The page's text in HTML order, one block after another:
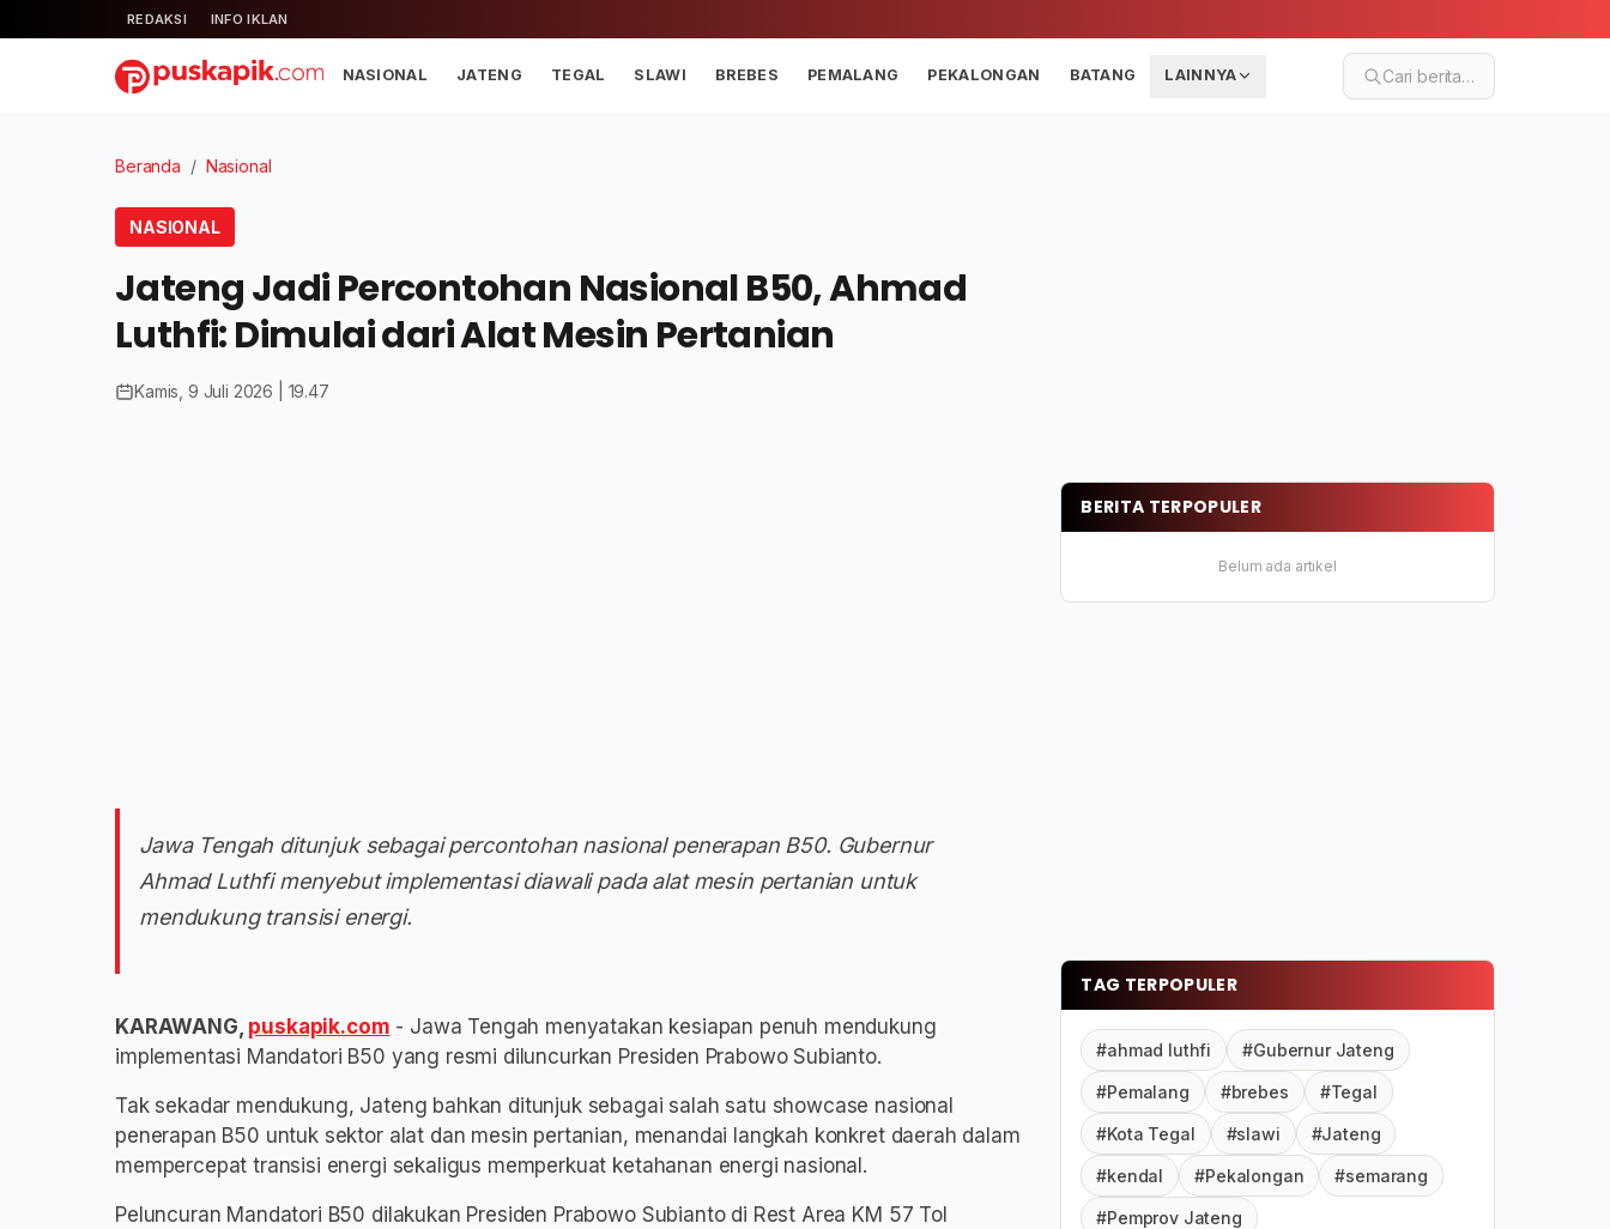
REDAKSI INFO IKLAN
NASIONAL JATENG TEGAL SLAWI BREBES PEMALANG PEKALONGAN BATANG LAINNYA Cari berita…
Beranda / Nasional
NASIONAL
Jateng Jadi Percontohan Nasional B50, Ahmad
Luthfi: Dimulai dari Alat Mesin Pertanian
Kamis, 9 Juli 2026 | 19.47
Jawa Tengah ditunjuk sebagai percontohan nasional penerapan B50. Gubernur
Ahmad Luthfi menyebut implementasi diawali pada alat mesin pertanian untuk
mendukung transisi energi.
KARAWANG, puskapik.com - Jawa Tengah menyatakan kesiapan penuh mendukung
implementasi Mandatori B50 yang resmi diluncurkan Presiden Prabowo Subianto.
Tak sekadar mendukung, Jateng bahkan ditunjuk sebagai salah satu showcase nasional
penerapan B50 untuk sektor alat dan mesin pertanian, menandai langkah konkret daerah dalam
mempercepat transisi energi sekaligus memperkuat ketahanan energi nasional.
Peluncuran Mandatori B50 dilakukan Presiden Prabowo Subianto di Rest Area KM 57 Tol
BERITA TERPOPULER
Belum ada artikel
TAG TERPOPULER
#ahmad luthfi #Gubernur Jateng
#Pemalang #brebes #Tegal
#Kota Tegal #slawi #Jateng
#kendal #Pekalongan #semarang
#Pemprov Jateng